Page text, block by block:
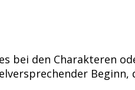
bei den Charakteren
Beginn,